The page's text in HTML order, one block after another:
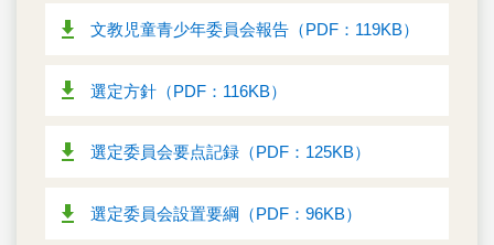
文教児童青少年委員会報告（PDF：119KB）
選定方針（PDF：116KB）
選定委員会要点記録（PDF：125KB）
選定委員会設置要綱（PDF：96KB）